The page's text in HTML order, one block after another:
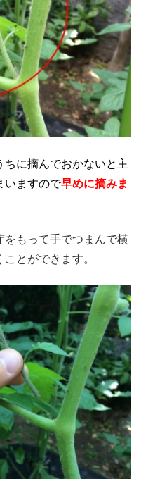
ちに摘んでおかないと主
いますので早めに摘みま
をもって手でつまんで横
とができます。